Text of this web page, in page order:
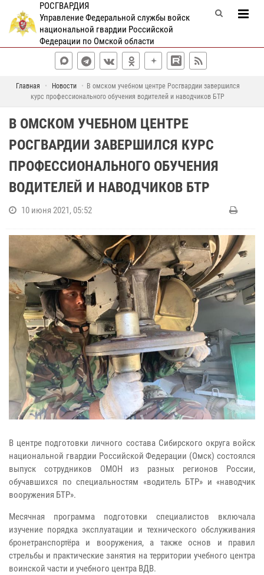
РОСГВАРДИЯ
Управление Федеральной службы войск
национальной гвардии Российской
Федерации по Омской области
Главная Новости
В омском учебном центре Росгвардии завершился
курс профессионального обучения водителей и наводчиков БТР
В ОМСКОМ УЧЕБНОМ ЦЕНТРЕ
РОСГВАРДИИ ЗАВЕРШИЛСЯ КУРС
ПРОФЕССИОНАЛЬНОГО ОБУЧЕНИЯ
ВОДИТЕЛЕЙ И НАВОДЧИКОВ БТР
10 июня 2021, 05:52
В центре подготовки личного состава Сибирского округа войск
национальной гвардии Российской Федерации (Омск) состоялся
выпуск сотрудников ОМОН из разных регионов России,
обучавшихся по специальностям «водитель БТР» и «наводчик
вооружения БТР».
Месячная программа подготовки специалистов включала
изучение порядка эксплуатации и технического обслуживания
бронетранспортёра и вооружения, а также основ и правил
стрельбы и практические занятия на территории учебного центра
воинской части и учебного центра ВДВ.